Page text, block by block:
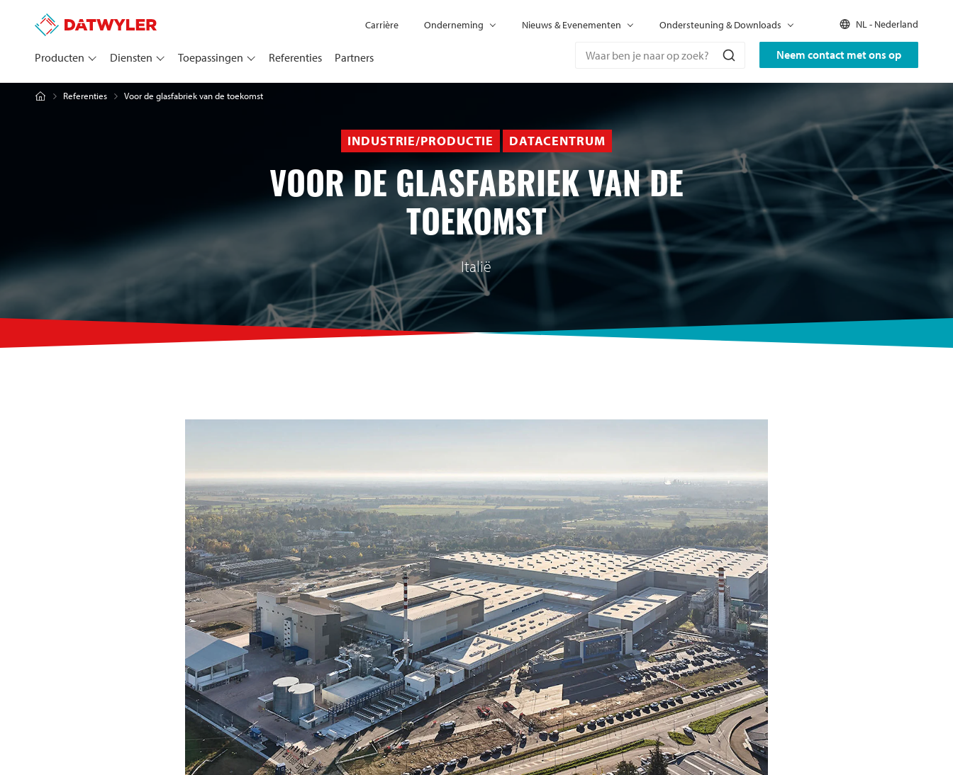
Neem contact met ons op
Producten Diensten Toepassingen Referenties Partners
Carrière Onderneming Nieuws & Evenementen Ondersteuning & Downloads NL - Nederland
Referenties Voor de glasfabriek van de toekomst
INDUSTRIE/PRODUCTIE DATACENTRUM
VOOR DE GLASFABRIEK VAN DE
TOEKOMST
Italië